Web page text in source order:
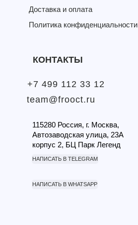
Доставка и оплата
КОНТАКТЫ
+7 499 112 33 12
team@frooct.ru
НАПИСАТЬ В TELEGRAM
НАПИСАТЬ В WHATSAPP
Политика конфиденциальности
115280 Россия, г. Москва,
Автозаводская улица, 23А
корпус 2, БЦ Парк Легенд